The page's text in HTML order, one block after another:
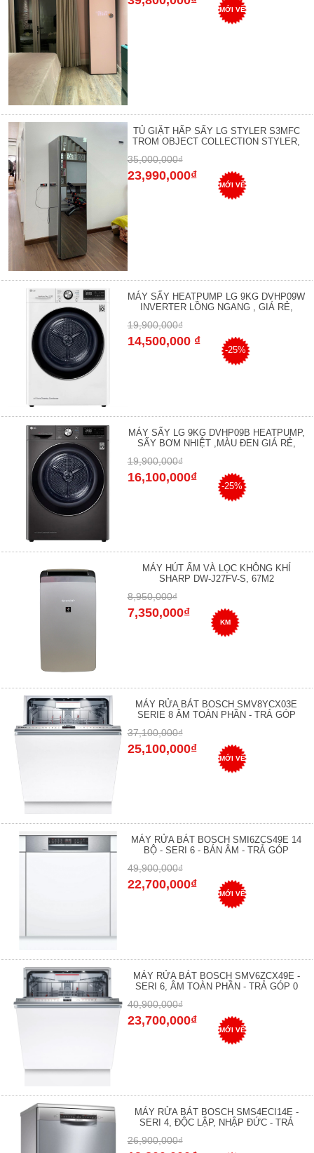
MỚI VỀ
TỦ GIẶT HẤP SẤY LG STYLER S3MFC
TROM OBJECT COLLECTION STYLER,
35,000,000₫
23,990,000₫
MỚI VỀ
MÁY SẤY HEATPUMP LG 9KG DVHP09W
INVERTER LỒNG NGANG , GIÁ RẺ,
19,900,000₫
14,500,000 ₫
-25%
MÁY SẤY LG 9KG DVHP09B HEATPUMP,
SẤY BƠM NHIỆT ,MÀU ĐEN GIÁ RẺ,
19,900,000₫
16,100,000₫
-25%
MÁY HÚT ẨM VÀ LỌC KHÔNG KHÍ
SHARP DW-J27FV-S, 67M2
8,950,000₫
7,350,000₫
KM
MÁY RỬA BÁT BOSCH SMV8YCX03E
SERIE 8 ÂM TOÀN PHẦN - TRẢ GÓP
37,100,000₫
25,100,000₫
MỚI VỀ
MÁY RỬA BÁT BOSCH SMI6ZCS49E 14
BỘ - SERI 6 - BÁN ÂM - TRẢ GÓP
49,900,000₫
22,700,000₫
MỚI VỀ
MÁY RỬA BÁT BOSCH SMV6ZCX49E -
SERI 6, ÂM TOÀN PHẦN - TRẢ GÓP 0
40,900,000₫
23,700,000₫
MỚI VỀ
MÁY RỬA BÁT BOSCH SMS4ECI14E -
SERI 4, ĐỘC LẬP, NHẬP ĐỨC - TRẢ
26,900,000₫